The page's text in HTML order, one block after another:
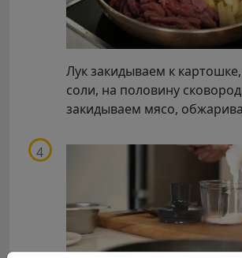
Лук закидываем к
соли, на половину
закидываем мясо,